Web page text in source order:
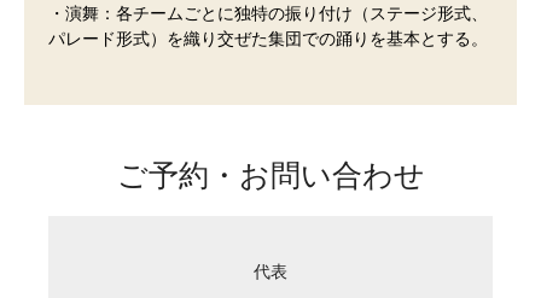
・演舞：各チームごとに独特の振り付け（ステージ形式、
パレード形式）を織り交ぜた集団での踊りを基本とする。
ご予約・お問い合わせ
代表